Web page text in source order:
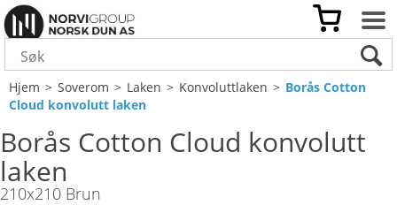
Hjem>Soverom>Laken>Konvoluttlaken>Borås Cotton
Cloud konvolutt laken
Borås Cotton Cloud konvolutt
laken
210x210 Brun